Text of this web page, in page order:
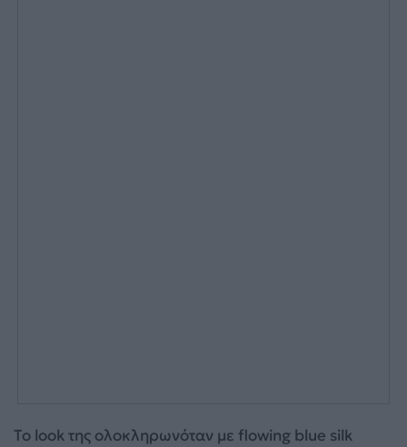
Το look της ολοκληρωνόταν με flowing blue silk